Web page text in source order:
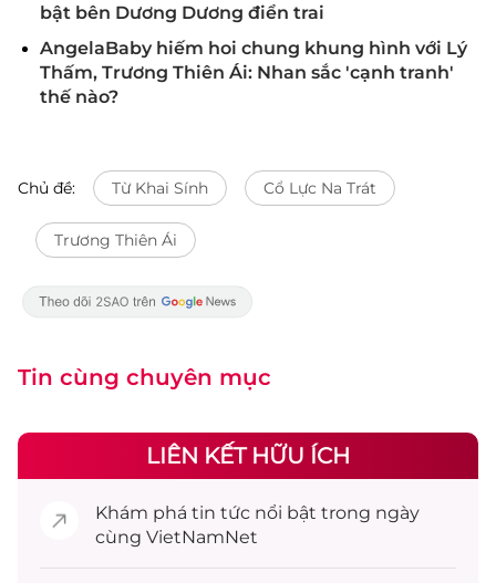
bật bên Dương Dương điển trai
AngelaBaby hiếm hoi chung khung hình với Lý
Thấm, Trương Thiên Ái: Nhan sắc 'cạnh tranh'
thế nào?
Chủ đề: Từ Khai Sính Cổ Lực Na Trát
Trương Thiên Ái
Tin cùng chuyên mục
LIÊN KẾT HỮU ÍCH
Khám phá tin tức nổi bật trong ngày
cùng VietNamNet